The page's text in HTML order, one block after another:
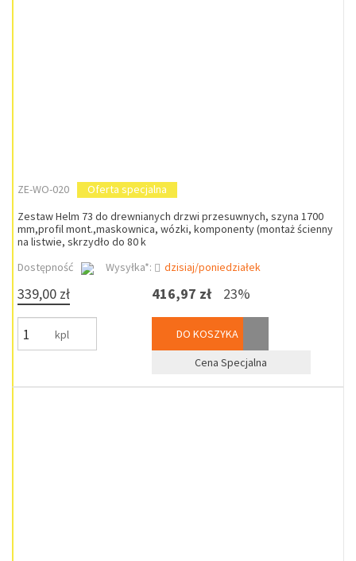
ZE-WO-020
Oferta specjalna
Zestaw Helm 73 do drewnianych drzwi przesuwnych, szyna 1700
mm,profil mont.,maskownica, wózki, komponenty (montaż ścienny
na listwie, skrzydło do 80 k
Dostępność
Wysyłka*: dzisiaj/poniedziałek
339,00 zł
kpl
416,97 zł 23%
DO KOSZYKA
Cena Specjalna